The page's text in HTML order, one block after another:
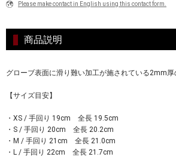
Please make contact in English using this contact form.
商品説明
グローブ表面に滑り難い加工が施されている2mm厚
【サイズ目安】
・XS / 手回り 19cm 全長 19.5cm
・S / 手回り 20cm 全長 20.2cm
・M / 手回り 21cm 全長 21.0cm
・L / 手回り 22cm 全長 21.7cm